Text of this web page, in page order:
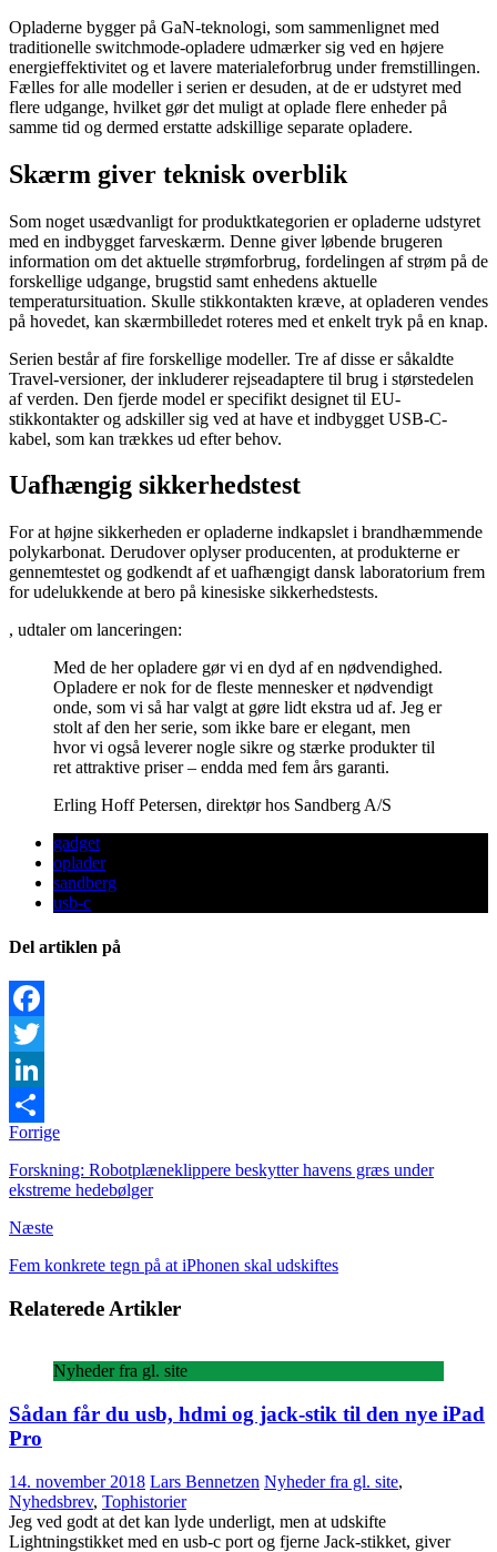
Opladerne bygger på GaN-teknologi, som sammenlignet med
traditionelle switchmode-opladere udmærker sig ved en højere
energieffektivitet og et lavere materialeforbrug under fremstillingen.
Fælles for alle modeller i serien er desuden, at de er udstyret med
flere udgange, hvilket gør det muligt at oplade flere enheder på
samme tid og dermed erstatte adskillige separate opladere.
Skærm giver teknisk overblik
Som noget usædvanligt for produktkategorien er opladerne udstyret
med en indbygget farveskærm. Denne giver løbende brugeren
information om det aktuelle strømforbrug, fordelingen af strøm på de
forskellige udgange, brugstid samt enhedens aktuelle
temperatursituation. Skulle stikkontakten kræve, at opladeren vendes
på hovedet, kan skærmbilledet roteres med et enkelt tryk på en knap.
Serien består af fire forskellige modeller. Tre af disse er såkaldte
Travel-versioner, der inkluderer rejseadaptere til brug i størstedelen
af verden. Den fjerde model er specifikt designet til EU-
stikkontakter og adskiller sig ved at have et indbygget USB-C-
kabel, som kan trækkes ud efter behov.
Uafhængig sikkerhedstest
For at højne sikkerheden er opladerne indkapslet i brandhæmmende
polykarbonat. Derudover oplyser producenten, at produkterne er
gennemtestet og godkendt af et uafhængigt dansk laboratorium frem
for udelukkende at bero på kinesiske sikkerhedstests.
, udtaler om lanceringen:
Med de her opladere gør vi en dyd af en nødvendighed.
Opladere er nok for de fleste mennesker et nødvendigt
onde, som vi så har valgt at gøre lidt ekstra ud af. Jeg er
stolt af den her serie, som ikke bare er elegant, men
hvor vi også leverer nogle sikre og stærke produkter til
ret attraktive priser – endda med fem års garanti.
Erling Hoff Petersen, direktør hos Sandberg A/S
gadget
oplader
sandberg
usb-c
Del artiklen på
Facebook
Twitter
LinkedIn
Share
Forrige
Forskning: Robotplæneklippere beskytter havens græs under
ekstreme hedebølger
Næste
Fem konkrete tegn på at iPhonen skal udskiftes
Relaterede Artikler
Nyheder fra gl. site
Sådan får du usb, hdmi og jack-stik til den nye iPad
Pro
14. november 2018 Lars Bennetzen Nyheder fra gl. site,
Nyhedsbrev, Tophistorier
Jeg ved godt at det kan lyde underligt, men at udskifte
Lightningstikket med en usb-c port og fjerne Jack-stikket, giver